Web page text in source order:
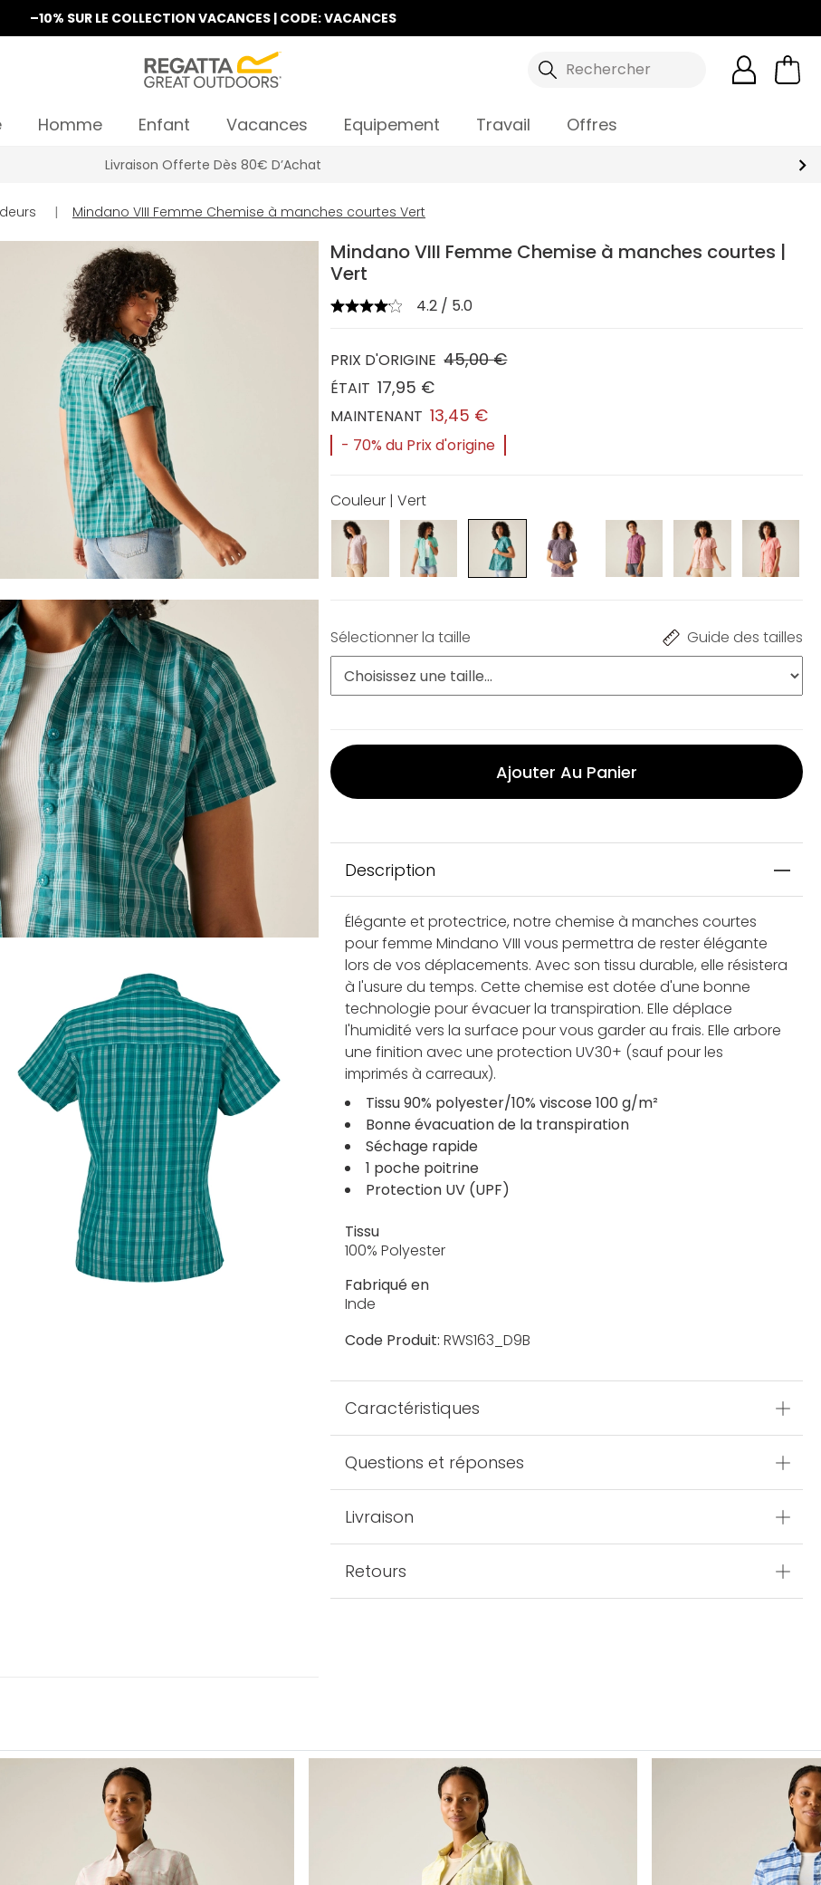
–10% SUR LE COLLECTION VACANCES | CODE: VACANCES
Rechercher
Homme Enfant Vacances Equipement Travail Offres
La Nouvelle Collection Est Disponible
| Mindano VIII Femme Chemise à manches courtes Vert
Mindano VIII Femme Chemise à manches courtes |
Vert
4.2 / 5.0
PRIX D'ORIGINE 45,00 €
ÉTAIT 17,95 €
MAINTENANT 13,45 €
- 70% du Prix d'origine
Couleur | Vert
Sélectionner la taille Guide des tailles
Ajouter Au Panier
Description
Élégante et protectrice, notre chemise à manches courtes
pour femme Mindano VIII vous permettra de rester élégante
lors de vos déplacements. Avec son tissu durable, elle résistera
à l'usure du temps. Cette chemise est dotée d'une bonne
technologie pour évacuer la transpiration. Elle déplace
l'humidité vers la surface pour vous garder au frais. Elle arbore
une finition avec une protection UV30+ (sauf pour les
imprimés à carreaux).
Tissu 90% polyester/10% viscose 100 g/m²
Bonne évacuation de la transpiration
Séchage rapide
1 poche poitrine
Protection UV (UPF)
Tissu
100% Polyester
Fabriqué en
Inde
Code Produit: RWS163_D9B
Caractéristiques
Questions et réponses
Livraison
Retours